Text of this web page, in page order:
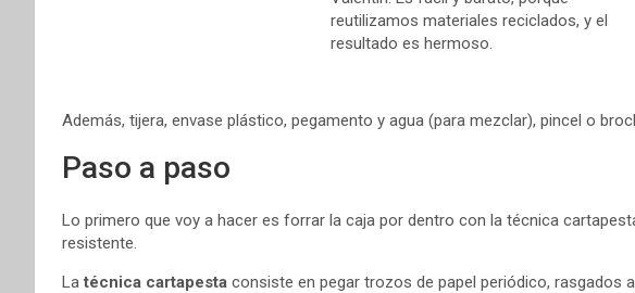
Además, tijera, envase plástico, pegamento y agua (para mezclar), pincel o
Paso a paso
Lo primero que voy a hacer es forrar la caja por dentro con la técnica
resistente.
Latécnica cartapesta consiste en pegar trozos de papel periódico, rasgados